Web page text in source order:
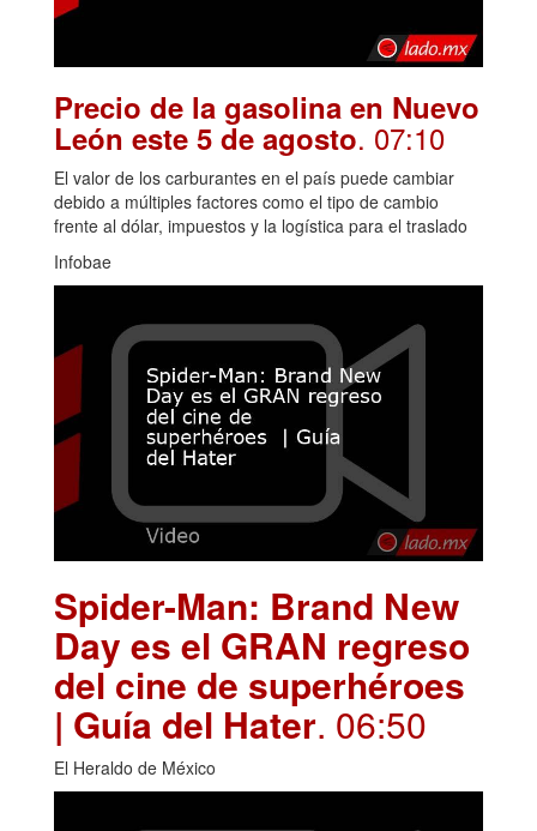
Precio de la gasolina en Nuevo
León este 5 de agosto. 07:10
El valor de los carburantes en el país puede cambiar
debido a múltiples factores como el tipo de cambio
frente al dólar, impuestos y la logística para el traslado
Infobae
Spider-Man: Brand New
Day es el GRAN regreso
del cine de superhéroes
| Guía del Hater. 06:50
El Heraldo de México